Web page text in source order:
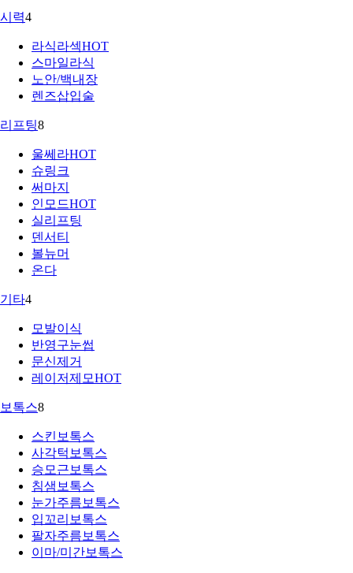
시력4
라식라섹HOT
스마일라식
노안/백내장
렌즈삽입술
리프팅8
울쎄라HOT
슈링크
써마지
인모드HOT
실리프팅
덴서티
볼뉴머
온다
기타4
모발이식
반영구눈썹
문신제거
레이저제모HOT
보톡스8
스킨보톡스
사각턱보톡스
승모근보톡스
침샘보톡스
눈가주름보톡스
입꼬리보톡스
팔자주름보톡스
이마/미간보톡스